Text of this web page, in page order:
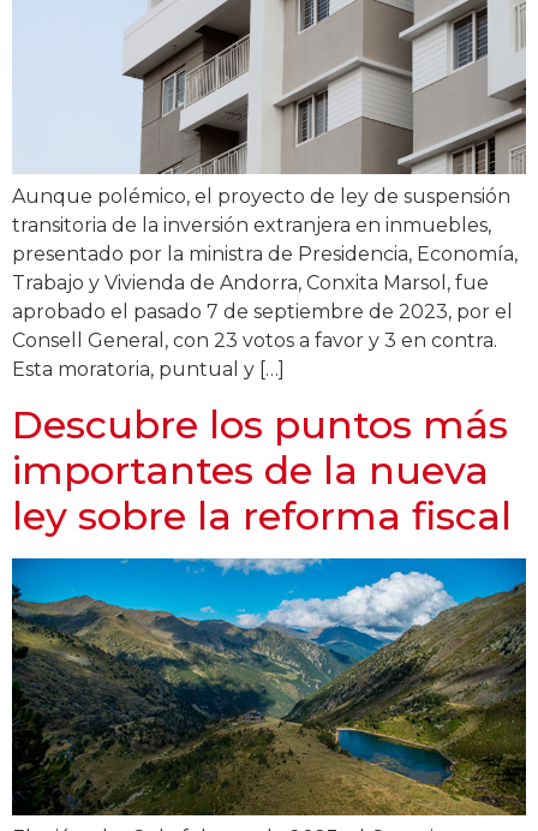
Aunque polémico, el proyecto de ley de suspensión
transitoria de la inversión extranjera en inmuebles,
presentado por la ministra de Presidencia, Economía,
Trabajo y Vivienda de Andorra, Conxita Marsol, fue
aprobado el pasado 7 de septiembre de 2023, por el
Consell General, con 23 votos a favor y 3 en contra.
Esta moratoria, puntual y […]
Descubre los puntos más
importantes de la nueva
ley sobre la reforma fiscal